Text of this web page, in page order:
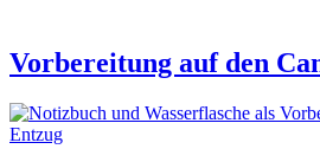
Vorbereitung auf den